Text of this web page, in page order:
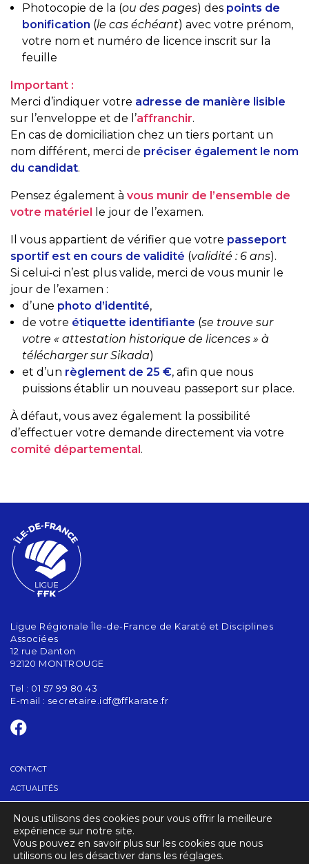
Photocopie de la (ou des pages) des points de
bonification (le cas échéant) avec votre prénom,
votre nom et numéro de licence inscrit sur la
feuille
Important :
Merci d’indiquer votre adresse de manière lisible
sur l’enveloppe et de l’affranchir.
En cas de domiciliation chez un tiers portant un
nom différent, merci de préciser également le nom
du candidat.
Pensez également à vous munir de l’ensemble de
votre matériel le jour de l’examen.
Il vous appartient de vérifier que votre passeport
sportif est en cours de validité (validité : 6 ans).
Si celui‑ci n’est plus valide, merci de vous munir le
jour de l’examen :
d’une photo d’identité,
de votre étiquette identifiante (se trouve sur
votre « attestation historique de licences » à
télécharger sur Sikada)
et d’un règlement de 25 €, afin que nous
puissions établir un nouveau passeport sur place.
À défaut, vous avez également la possibilité
d’effectuer votre demande directement via votre
comité départemental.
Ligue Régionale Île-de-France de Karaté et Disciplines
Associées
12 rue Danton
92120 MONTROUGE
Tel : 01 57 99 80 43
E-mail : secretaire.idf@ffkarate.fr
CONTACT
ACTUALITÉS
TROUVER UN CLUB
Nous utilisons des cookies pour vous offrir la meilleure
expérience sur notre site.
Vous pouvez en savoir plus sur les cookies que nous
utilisons ou les désactiver dans les réglages.